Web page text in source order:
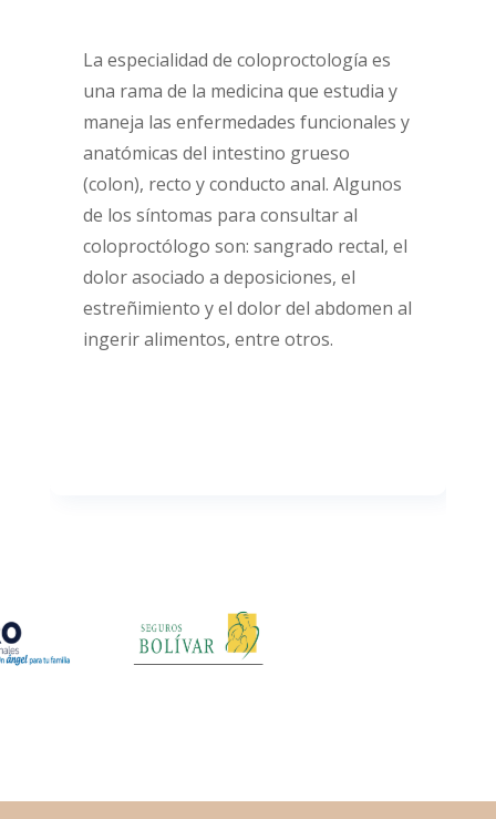
La especialidad de coloproctología es
una rama de la medicina que estudia y
maneja las enfermedades funcionales y
anatómicas del intestino grueso
(colon), recto y conducto anal. Algunos
de los síntomas para consultar al
coloproctólogo son: sangrado rectal, el
dolor asociado a deposiciones, el
estreñimiento y el dolor del abdomen al
ingerir alimentos, entre otros.